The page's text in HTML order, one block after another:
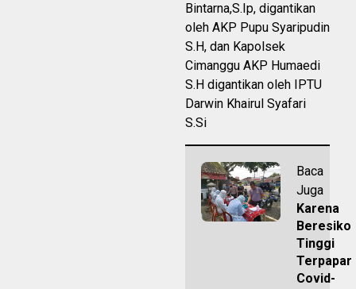
Bintarna,S.Ip, digantikan
oleh AKP Pupu Syaripudin
S.H, dan Kapolsek
Cimanggu AKP Humaedi
S.H digantikan oleh IPTU
Darwin Khairul Syafari
S.Si
Baca
Juga
Karena
Beresiko
Tinggi
Terpapar
Covid-